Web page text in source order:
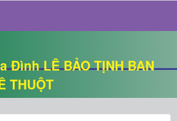
Đình LÊ BẢO TỊNH BAN
THUỘT